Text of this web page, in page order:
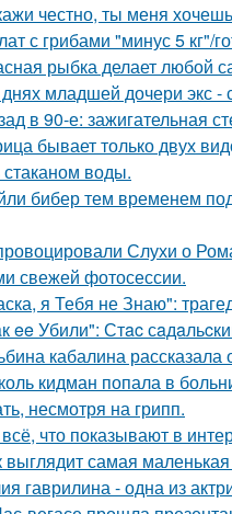
честно, ты меня
с грибами "минус 5 кг"/
рыбка делает любой
младшей дочери экс -
в 90-е: зажигательная
бывает только двух
стаканом воды.
бибер тем временем
Слухи о
свежей фотосессии.
я Тебя не Знаю":
ee Убили": Стac
кабалина
кидман попала в
несмотря на грипп.
что показывают в
выглядит самая
гаврилина - одна из